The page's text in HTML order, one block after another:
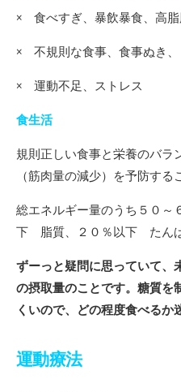
× 食べすぎ、暴飲暴食、高
× 不規則な食事、食事ぬき、
× 運動不足、ストレス
食生活
規則正しい食事と栄養のバラ
（筋肉量の減少）を予防する
総エネルギー量のうち５０
下 脂質、２０％以下 たん
ずーっと疑問に思っていて、
の摂取量のことです。糖質を
くいので、どの程度食べるか
運動療法